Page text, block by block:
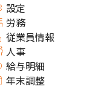
設定
労務
従業員情報
人事
給与明細
年末調整